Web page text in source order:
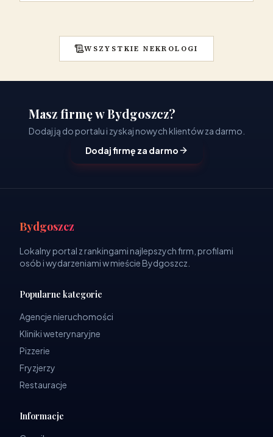
WSZYSTKIE NEKROLOGI
Masz firmę w Bydgoszcz?
Dodaj ją do portalu i zyskaj nowych klientów za darmo.
Dodaj firmę za darmo
Bydgoszcz
Lokalny portal z rankingami najlepszych firm, profilami
osób i wydarzeniami w mieście Bydgoszcz.
Popularne kategorie
Agencje nieruchomości
Kliniki weterynaryjne
Pizzerie
Fryzjerzy
Restauracje
Informacje